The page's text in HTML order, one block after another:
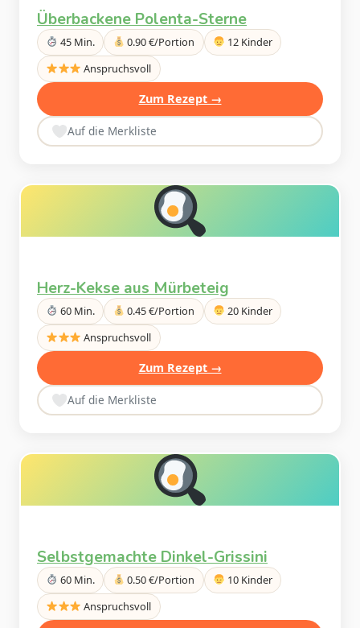
Überbackene Polenta-Sterne
45 Min. 0.90 €/Portion
12 Kinder
Anspruchsvoll
Zum Rezept →
Auf die Merkliste
Herz-Kekse aus Mürbeteig
60 Min. 0.45 €/Portion
20 Kinder
Anspruchsvoll
Zum Rezept →
Auf die Merkliste
Selbstgemachte Dinkel-Grissini
60 Min. 0.50 €/Portion
10 Kinder
Anspruchsvoll